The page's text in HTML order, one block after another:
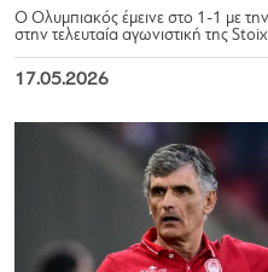
Ο Ολυμπιακός έμεινε στο 1-1 με
στην τελευταία αγωνιστική της
17.05.2026